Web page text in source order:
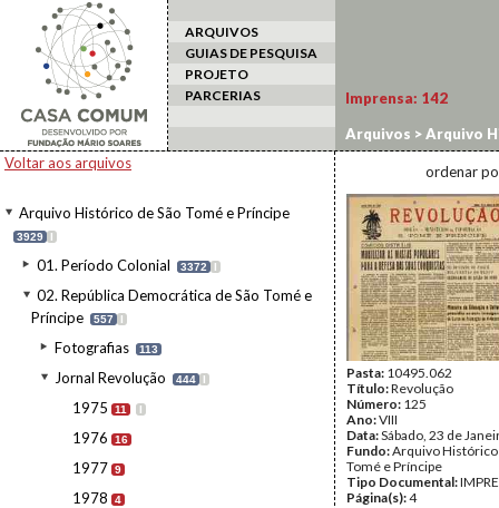
ARQUIVOS
GUIAS DE PESQUISA
PROJETO
PARCERIAS
Voltar aos arquivos
Arquivo Histórico de São Tomé e Príncipe
3929 I
01. Período Colonial 3372 I
02. República Democrática de São Tomé e
Príncipe
557 I
Fotografias 113
Jornal Revolução 444 I
1975 11 I
1976 16
1977 9
1978 4
Imprensa: 142
Arquivos >Arquivo
>Jornal Revolução>
ordenar
Pasta: 10495.062
Título:Revolução
Número: 125
Ano:VIII
Data:Sábado, 23 de
Fundo:Arquivo Histórico
Tomé e Príncipe
Tipo Documental:
Página(s):4